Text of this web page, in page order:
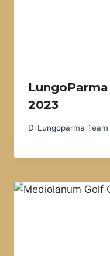
2023
Di Lungoparma Team